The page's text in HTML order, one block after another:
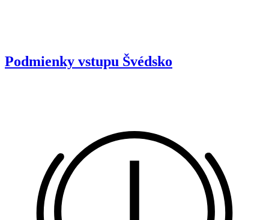
Podmienky vstupu Švédsko